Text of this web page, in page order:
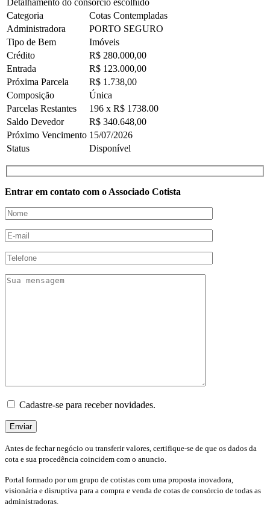
Categoria
Cotas Contempladas
Administradora
PORTO SEGURO
Tipo de Bem
Imóveis
Crédito
R$ 280.000,00
Entrada
R$ 123.000,00
Próxima Parcela
R$ 1.738,00
Composição
Única
Parcelas Restantes
196 x R$ 1738.00
Saldo Devedor
R$ 340.648,00
Próximo Vencimento 15/07/2026
Status
Disponível
Entrar em contato com o Associado Cotista
Cadastre-se para receber novidades.
Antes de fechar negócio ou transferir valores, certifique-se de que os dados da
cota e sua procedência coincidem com o anuncio.
Portal formado por um grupo de cotistas com uma proposta inovadora,
visionária e disruptiva para a compra e venda de cotas de consórcio de todas as
administradoras.